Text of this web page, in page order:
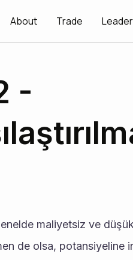
About Trade
-
de olsa, potansiyeline